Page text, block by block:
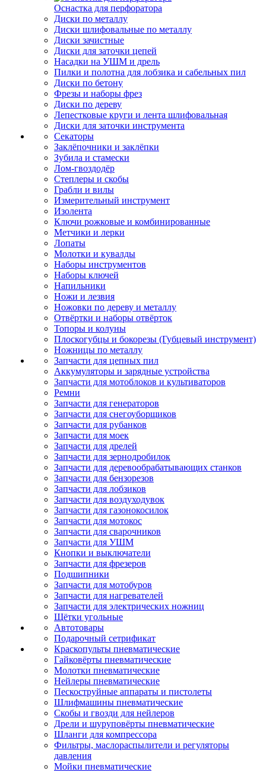
Оснастка для перфоратора
Диски по металлу
Диски шлифовальные по металлу
Диски зачистные
Диски для заточки цепей
Насадки на УШМ и дрель
Пилки и полотна для лобзика и сабельных пил
Диски по бетону
Фрезы и наборы фрез
Диски по дереву
Лепестковые круги и лента шлифовальная
Диски для заточки инструмента
Секаторы
Заклёпочники и заклёпки
Зубила и стамески
Лом-гвоздодёр
Степлеры и скобы
Грабли и вилы
Измерительный инструмент
Изолента
Ключи рожковые и комбинированные
Метчики и лерки
Лопаты
Молотки и кувалды
Наборы инструментов
Наборы ключей
Напильники
Ножи и лезвия
Ножовки по дереву и металлу
Отвёртки и наборы отвёрток
Топоры и колуны
Плоскогубцы и бокорезы (Губцевый инструмент)
Ножницы по металлу
Запчасти для цепных пил
Аккумуляторы и зарядные устройства
Запчасти для мотоблоков и культиваторов
Ремни
Запчасти для генераторов
Запчасти для снегоуборщиков
Запчасти для рубанков
Запчасти для моек
Запчасти для дрелей
Запчасти для зернодробилок
Запчасти для деревообрабатывающих станков
Запчасти для бензорезов
Запчасти для лобзиков
Запчасти для воздуходувок
Запчасти для газонокосилок
Запчасти для мотокос
Запчасти для сварочников
Запчасти для УШМ
Кнопки и выключатели
Запчасти для фрезеров
Подшипники
Запчасти для мотобуров
Запчасти для нагревателей
Запчасти для электрических ножниц
Щётки угольные
Автотовары
Подарочный сетрификат
Краскопульты пневматические
Гайковёрты пневматические
Молотки пневматические
Нейлеры пневматические
Пескоструйные аппараты и пистолеты
Шлифмашины пневматические
Скобы и гвозди для нейлеров
Дрели и шуруповёрты пневматические
Шланги для компрессора
Фильтры, маслораспылители и регуляторы
давления
Мойки пневматические